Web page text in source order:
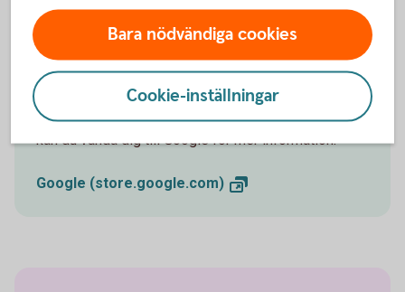
Vill du veta mer om Fitbit Pay?
Om du har fler frågor eller funderingar om Fitbit Pay
kan du vända dig till Google för mer information.
Google (store.google.com)
Bara nödvändiga cookies
Cookie-inställningar